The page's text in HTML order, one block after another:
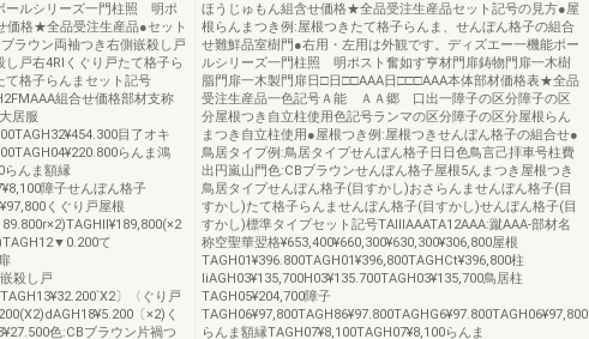
ールシリーズ一門柱照 明ポ
価格★全品受注生産品●セット
ラウン両袖つき右側嵌殺し戸
戸右4Rlくぐり戸たて格子ら
て格子らんまセット記号
組合せ価格部材支称
居服
目了オキ
らんま鴻
らんま額縁
障子せんぼん格子
くぐり戸屋根
て
殺し戸
〕〈ぐり戸
〔×2)く
色:CBブラウン片禍つ
ほうじゅもん組含せ価格★全品受注生産品セット記号の見方●屋
根らんまつき例:屋根つきたて格子らんま、せんぼん格子の組合
せ難鮮品室樹門●右用・左用は外観です。ディズエー一機能ポー
ルシリーズ一門柱照 明ポスト奮如す亨材門扉鋳物門扉一木樹
脂門扉一木製門扉日□日□□AAA日□□□AAA本体部材価格表★全品
受注生産品一色記号Ａ能 ＡＡ郷 口出一障子の区分障子の区
分屋根つき自立柱使用色記号ランマの区分障子の区分屋根らん
まつき自立柱使用●屋根つき例:屋根つきせんぼん格子の組合せ●
鳥居タイプ例:鳥居タイプせんぼん格子日日色鳥言己拝車号柱費
出円嵐山門色:CBブラウンせんぼん格子屋根5んまつき屋根つき
鳥居タイプせんぼん格子(目すかし)おさらんませんぼん格子(目
すかし)たて格子らんませんぼん格子(目すかし)せんぼん格子(目
すかし)標準タイプセット記号TAlllAAATA12AAA:蹴AAA‐部材名
称空聖華翌格¥653,400¥660,300¥630,300¥306,800屋根
TAGH01¥396.800TAGH01¥396,800TAGHCt¥396,800柱
liAGH03¥135,700H03¥135.700TAGH03¥135,700鳥居柱
TAGH05¥204,700障子
TAGH06¥97,800TAGH86¥97.800TAGHG6¥97.800TAGH06¥97,800
らんま額縁TAGH07¥8,100TAGH07¥8,100らんま